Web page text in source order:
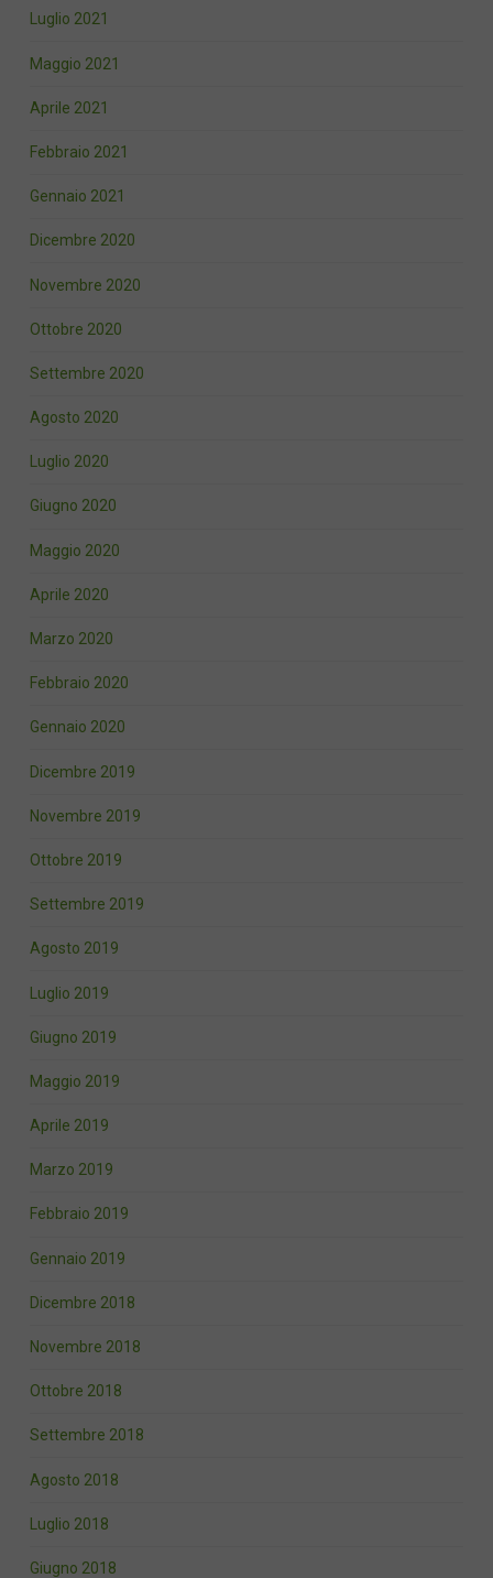
Luglio 2021
Maggio 2021
Aprile 2021
Febbraio 2021
Gennaio 2021
Dicembre 2020
Novembre 2020
Ottobre 2020
Settembre 2020
Agosto 2020
Luglio 2020
Giugno 2020
Maggio 2020
Aprile 2020
Marzo 2020
Febbraio 2020
Gennaio 2020
Dicembre 2019
Novembre 2019
Ottobre 2019
Settembre 2019
Agosto 2019
Luglio 2019
Giugno 2019
Maggio 2019
Aprile 2019
Marzo 2019
Febbraio 2019
Gennaio 2019
Dicembre 2018
Novembre 2018
Ottobre 2018
Settembre 2018
Agosto 2018
Luglio 2018
Giugno 2018